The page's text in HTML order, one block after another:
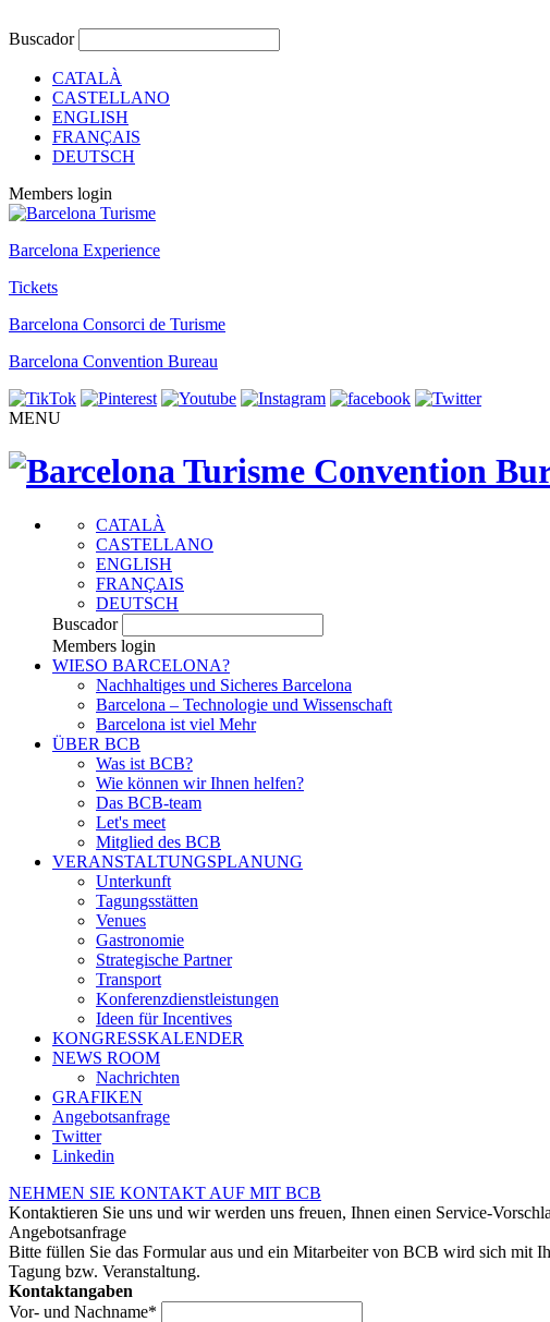
Buscador
CATALÀ
CASTELLANO
ENGLISH
FRANÇAIS
DEUTSCH
Members login
Barcelona Experience
Tickets
Barcelona Consorci de Turisme
Barcelona Convention Bureau
MENU
CATALÀ
CASTELLANO
ENGLISH
FRANÇAIS
DEUTSCH
Buscador
Members login
WIESO BARCELONA?
Nachhaltiges und Sicheres Barcelona
Barcelona – Technologie und Wissenschaft
Barcelona ist viel Mehr
ÜBER BCB
Was ist BCB?
Wie können wir Ihnen helfen?
Das BCB-team
Let's meet
Mitglied des BCB
VERANSTALTUNGSPLANUNG
Unterkunft
Tagungsstätten
Venues
Gastronomie
Strategische Partner
Transport
Konferenzdienstleistungen
Ideen für Incentives
KONGRESSKALENDER
NEWS ROOM
Nachrichten
GRAFIKEN
Angebotsanfrage
Twitter
Linkedin
NEHMEN SIE KONTAKT AUF MIT BCB
Kontaktieren Sie uns und wir werden uns freuen, Ihnen einen Service-
Angebotsanfrage
Bitte füllen Sie das Formular aus und ein Mitarbeiter von BCB wird sich mit
Tagung bzw. Veranstaltung.
Kontaktangaben
Vor- und Nachname*